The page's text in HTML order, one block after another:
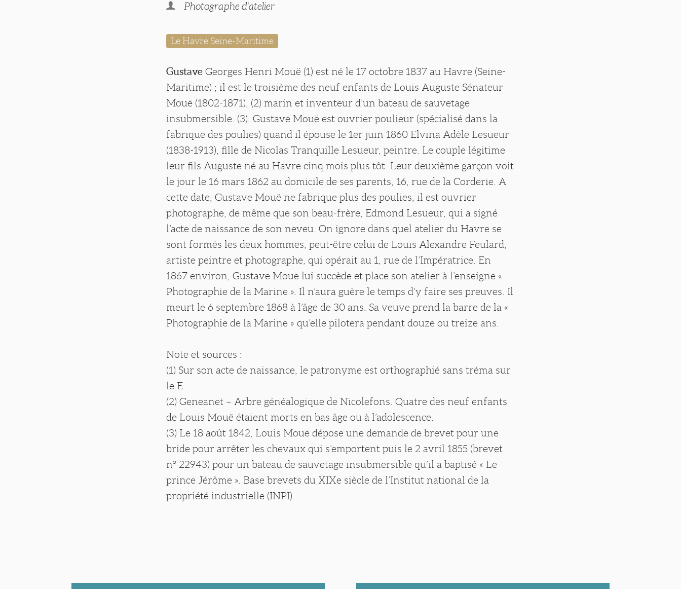
Photographe d'atelier
Le Havre Seine-Maritime
Gustave Georges Henri Mouë (1) est né le 17 octobre 1837 au Havre (Seine-
Maritime) ; il est le troisième des neuf enfants de Louis Auguste Sénateur
Mouë (1802-1871), (2) marin et inventeur d’un bateau de sauvetage
insubmersible. (3). Gustave Mouë est ouvrier poulieur (spécialisé dans la
fabrique des poulies) quand il épouse le 1er juin 1860 Elvina Adèle Lesueur
(1838-1913), fille de Nicolas Tranquille Lesueur, peintre. Le couple légitime
leur fils Auguste né au Havre cinq mois plus tôt. Leur deuxième garçon voit
le jour le 16 mars 1862 au domicile de ses parents, 16, rue de la Corderie. A
cette date, Gustave Mouë ne fabrique plus des poulies, il est ouvrier
photographe, de même que son beau-frère, Edmond Lesueur, qui a signé
l’acte de naissance de son neveu. On ignore dans quel atelier du Havre se
sont formés les deux hommes, peut-être celui de Louis Alexandre Feulard,
artiste peintre et photographe, qui opérait au 1, rue de l’Impératrice. En
1867 environ, Gustave Mouë lui succède et place son atelier à l’enseigne «
Photographie de la Marine ». Il n’aura guère le temps d’y faire ses preuves. Il
meurt le 6 septembre 1868 à l’âge de 30 ans. Sa veuve prend la barre de la «
Photographie de la Marine » qu’elle pilotera pendant douze ou treize ans.
Note et sources :
(1) Sur son acte de naissance, le patronyme est orthographié sans tréma sur
le E.
(2) Geneanet – Arbre généalogique de Nicolefons. Quatre des neuf enfants
de Louis Mouë étaient morts en bas âge ou à l’adolescence.
(3) Le 18 août 1842, Louis Mouë dépose une demande de brevet pour une
bride pour arrêter les chevaux qui s’emportent puis le 2 avril 1855 (brevet
n° 22943) pour un bateau de sauvetage insubmersible qu’il a baptisé « Le
prince Jérôme ». Base brevets du XIXe siècle de l’Institut national de la
propriété industrielle (INPI).